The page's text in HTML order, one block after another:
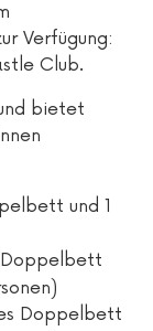
Verfügung:
Club.
bietet
und 1
Doppelbett
Doppelbett